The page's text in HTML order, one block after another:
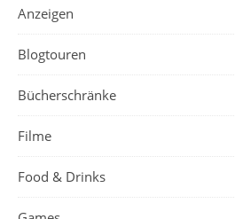
Anzeigen
Blogtouren
Bücherschränke
Filme
Food & Drinks